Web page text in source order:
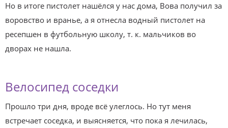
Но в итоге пистолет нашёлся у нас дома, Вова получил за
воровство и вранье, а я отнесла водный пистолет на
ресепшен в футбольную школу, т. к. мальчиков во
дворах не нашла.
Велосипед соседки
Прошло три дня, вроде всё улеглось. Но тут меня
встречает соседка, и выясняется, что пока я лечилась,